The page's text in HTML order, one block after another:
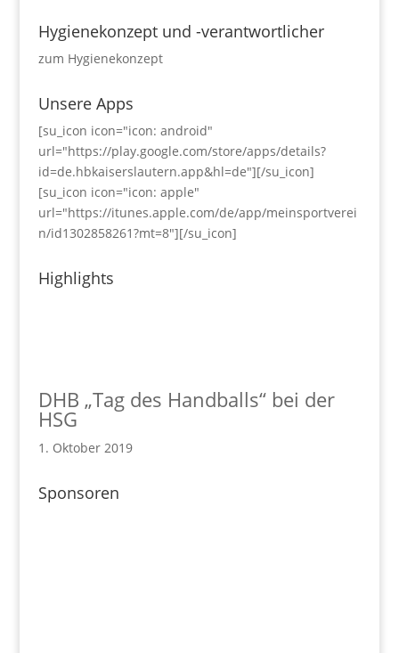
Hygienekonzept und -verantwortlicher
zum Hygienekonzept
Unsere Apps
[su_icon icon="icon: android"
url="https://play.google.com/store/apps/details?
id=de.hbkaiserslautern.app&hl=de"][/su_icon]
[su_icon icon="icon: apple"
url="https://itunes.apple.com/de/app/meinsportverei
n/id1302858261?mt=8"][/su_icon]
Highlights
DHB „Tag des Handballs“ bei der
HSG
1. Oktober 2019
Sponsoren